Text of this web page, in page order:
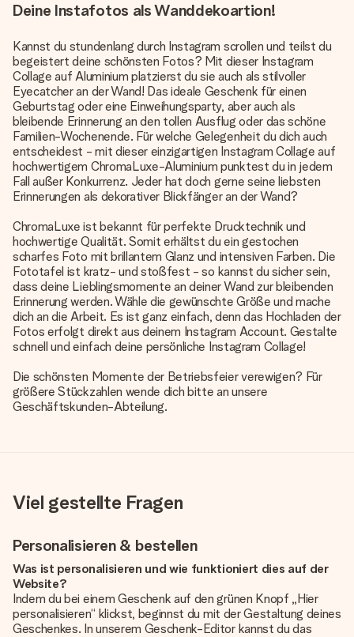
Deine Instafotos als Wanddekoartion!
Kannst du stundenlang durch Instagram scrollen und teilst du
begeistert deine schönsten Fotos? Mit dieser Instagram
Collage auf Aluminium platzierst du sie auch als stilvoller
Eyecatcher an der Wand! Das ideale Geschenk für einen
Geburtstag oder eine Einweihungsparty, aber auch als
bleibende Erinnerung an den tollen Ausflug oder das schöne
Familien-Wochenende. Für welche Gelegenheit du dich auch
entscheidest - mit dieser einzigartigen Instagram Collage auf
hochwertigem ChromaLuxe-Aluminium punktest du in jedem
Fall außer Konkurrenz. Jeder hat doch gerne seine liebsten
Erinnerungen als dekorativer Blickfänger an der Wand?
ChromaLuxe ist bekannt für perfekte Drucktechnik und
hochwertige Qualität. Somit erhältst du ein gestochen
scharfes Foto mit brillantem Glanz und intensiven Farben. Die
Fototafel ist kratz- und stoßfest - so kannst du sicher sein,
dass deine Lieblingsmomente an deiner Wand zur bleibenden
Erinnerung werden. Wähle die gewünschte Größe und mache
dich an die Arbeit. Es ist ganz einfach, denn das Hochladen der
Fotos erfolgt direkt aus deinem Instagram Account. Gestalte
schnell und einfach deine persönliche Instagram Collage!
Die schönsten Momente der Betriebsfeier verewigen? Für
größere Stückzahlen wende dich bitte an unsere
Geschäftskunden-Abteilung.
Viel gestellte Fragen
Personalisieren & bestellen
Was ist personalisieren und wie funktioniert dies auf der
Website?
Indem du bei einem Geschenk auf den grünen Knopf „Hier
personalisieren“ klickst, beginnst du mit der Gestaltung deines
Geschenkes. In unserem Geschenk-Editor kannst du das